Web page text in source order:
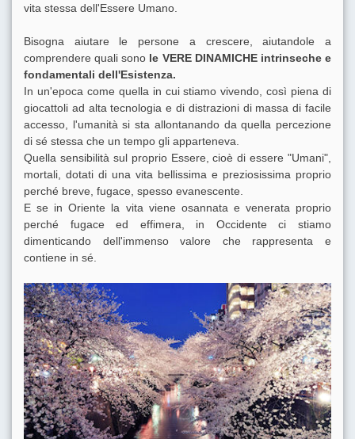
vita stessa dell'Essere Umano.
Bisogna aiutare le persone a crescere, aiutandole a
comprendere quali sono le VERE DINAMICHE intrinseche e
fondamentali dell'Esistenza.
In un'epoca come quella in cui stiamo vivendo, così piena di
giocattoli ad alta tecnologia e di distrazioni di massa di facile
accesso, l'umanità si sta allontanando da quella percezione
di sé stessa che un tempo gli apparteneva.
Quella sensibilità sul proprio Essere, cioè di essere "Umani",
mortali, dotati di una vita bellissima e preziosissima proprio
perché breve, fugace, spesso evanescente.
E se in Oriente la vita viene osannata e venerata proprio
perché fugace ed effimera, in Occidente ci stiamo
dimenticando dell'immenso valore che rappresenta e
contiene in sé.